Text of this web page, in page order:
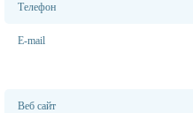
Телефон
E-mail
Веб сайт